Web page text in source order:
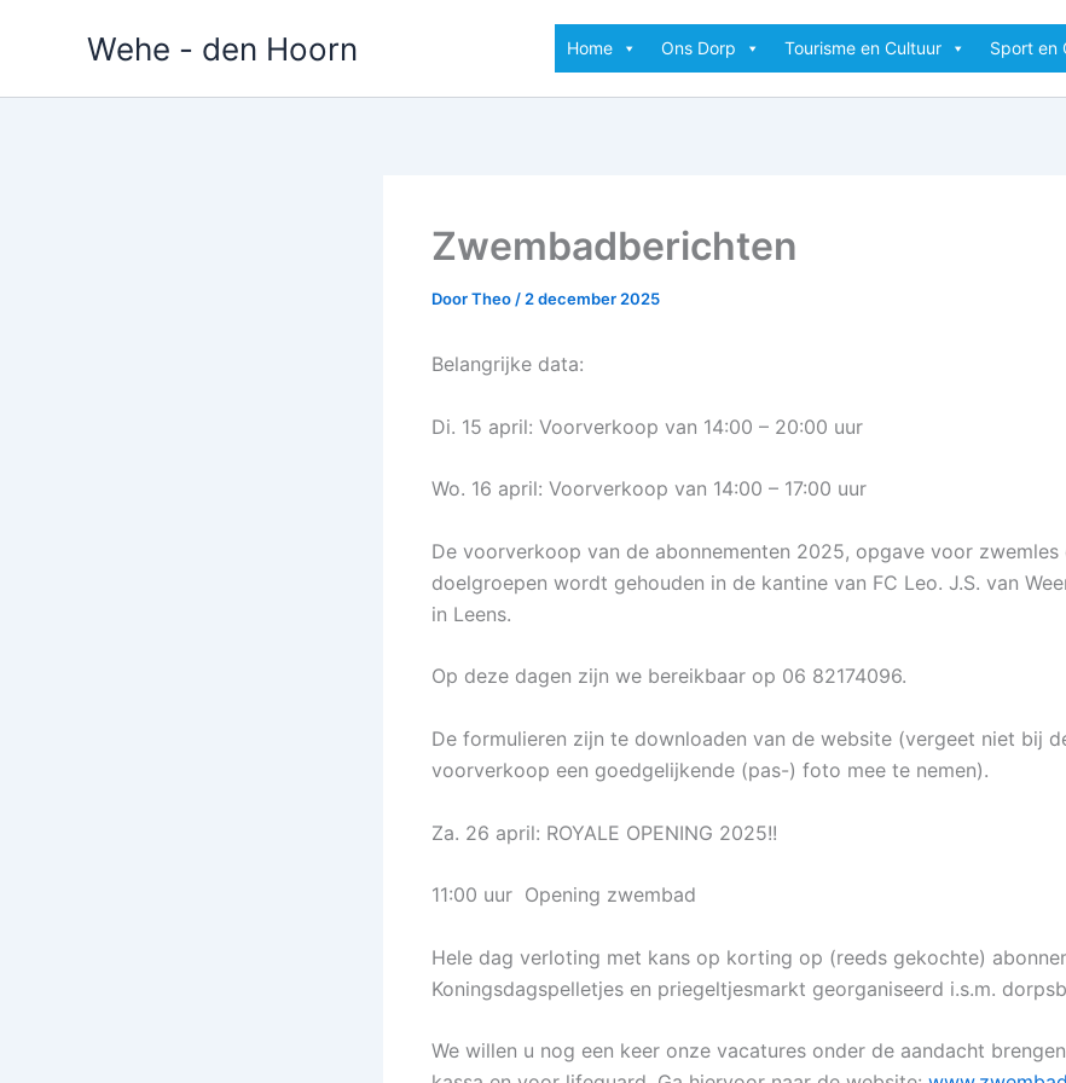
Wehe - den Hoorn Home Ons Dorp Tourisme en Cultuur Sport en
Zwembadberichten
DoorTheo / 2 december 2025
Belangrijke data:
Di. 15 april: Voorverkoop van 14:00 – 20:00 uur
Wo. 16 april: Voorverkoop van 14:00 – 17:00 uur
De voorverkoop van de abonnementen 2025, opgave voor zwemles
doelgroepen wordt gehouden in de kantine van FC Leo. J.S. van
in Leens.
Op deze dagen zijn we bereikbaar op 06 82174096.
De formulieren zijn te downloaden van de website (vergeet niet bij
voorverkoop een goedgelijkende (pas-) foto mee te nemen).
Za. 26 april: ROYALE OPENING 2025!!
11:00 uur Opening zwembad
Hele dag verloting met kans op korting op (reeds gekochte)
Koningsdagspelletjes en priegeltjesmarkt georganiseerd i.s.m.
We willen u nog een keer onze vacatures onder de aandacht